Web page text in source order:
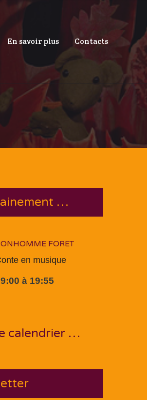
En savoir plus Contacts
…
FORET
en musique
à 19:55
calendrier …